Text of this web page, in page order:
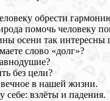
обрести
помочь человеку
осени так интересны
слово «долг»?
без цели?
в нашей жизни.
себе: взлёты и падения.